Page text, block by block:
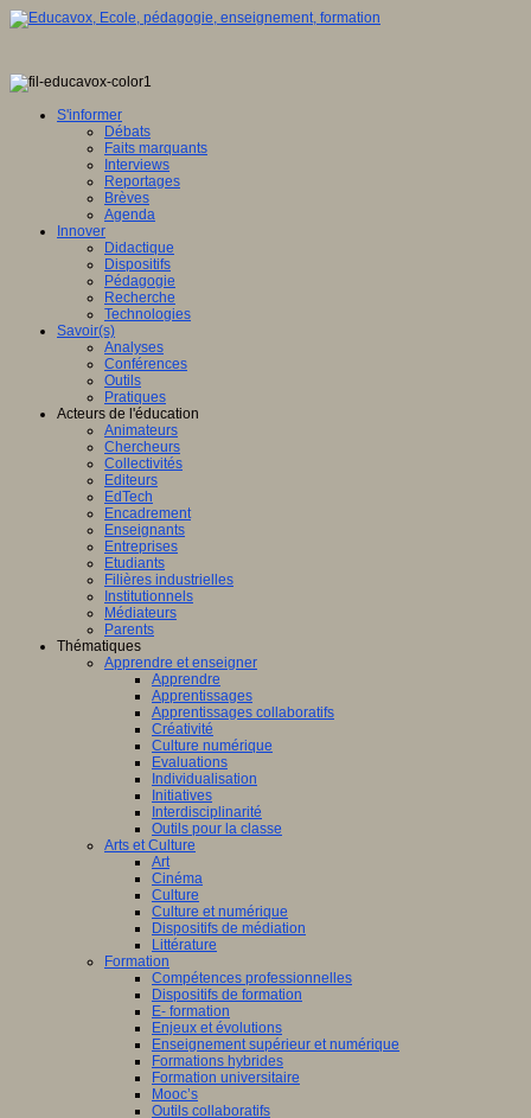
S'informer
Débats
Faits marquants
Interviews
Reportages
Brèves
Agenda
Innover
Didactique
Dispositifs
Pédagogie
Recherche
Technologies
Savoir(s)
Analyses
Conférences
Outils
Pratiques
Acteurs de l'éducation
Animateurs
Chercheurs
Collectivités
Editeurs
EdTech
Encadrement
Enseignants
Entreprises
Etudiants
Filières industrielles
Institutionnels
Médiateurs
Parents
Thématiques
Apprendre et enseigner
Apprendre
Apprentissages
Apprentissages collaboratifs
Créativité
Culture numérique
Evaluations
Individualisation
Initiatives
Interdisciplinarité
Outils pour la classe
Arts et Culture
Art
Cinéma
Culture
Culture et numérique
Dispositifs de médiation
Littérature
Formation
Compétences professionnelles
Dispositifs de formation
E- formation
Enjeux et évolutions
Enseignement supérieur et numérique
Formations hybrides
Formation universitaire
Mooc’s
Outils collaboratifs